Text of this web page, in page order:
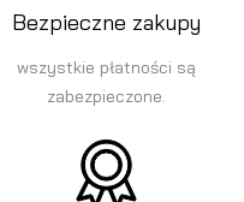
Bezpieczne zakupy
wszystkie płatności są
zabezpieczone.